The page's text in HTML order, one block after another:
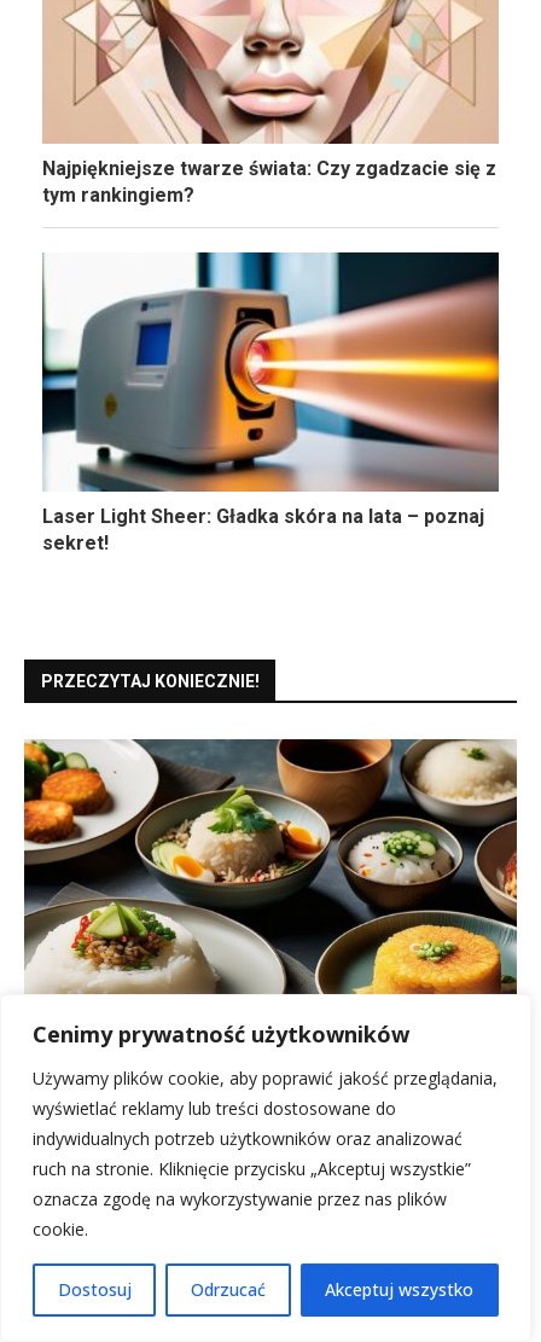
Cenimy prywatność użytkowników
Używamy plików cookie, aby poprawić jakość przeglądania,
wyświetlać reklamy lub treści dostosowane do
indywidualnych potrzeb użytkowników oraz analizować
ruch na stronie. Kliknięcie przycisku „Akceptuj wszystkie”
oznacza zgodę na wykorzystywanie przez nas plików
cookie.
Dostosuj Odrzucać Akceptuj wszystko
Najpiękniejsze twarze świata: Czy zgadzacie się z
tym rankingiem?
Laser Light Sheer: Gładka skóra na lata – poznaj
sekret!
PRZECZYTAJ KONIECZNIE!
Co zrobic z ryzu ugotowanego? Pomysły na
pyszne dania!
12 stycznia, 2026
14 stycznia, 2026